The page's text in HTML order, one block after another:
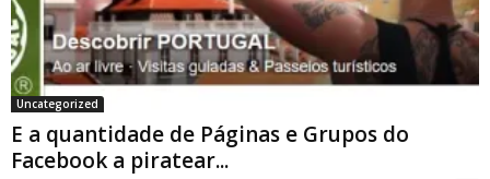
Uncategorized
E a quantidade de Páginas e Grupos do
Facebook a piratear...